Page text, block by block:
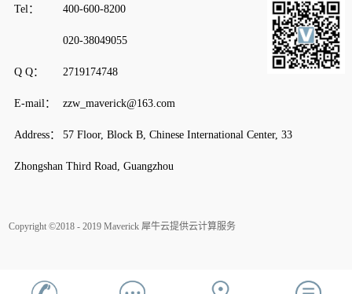
Tel： 400-600-8200
020-38049055
Q Q： 2719174748
E-mail： zzw_maverick@163.com
Address： 57 Floor, Block B, Chinese International Center, 33
Zhongshan Third Road, Guangzhou
Copyright ©2018 - 2019 Maverick 犀牛云提供云计算服务